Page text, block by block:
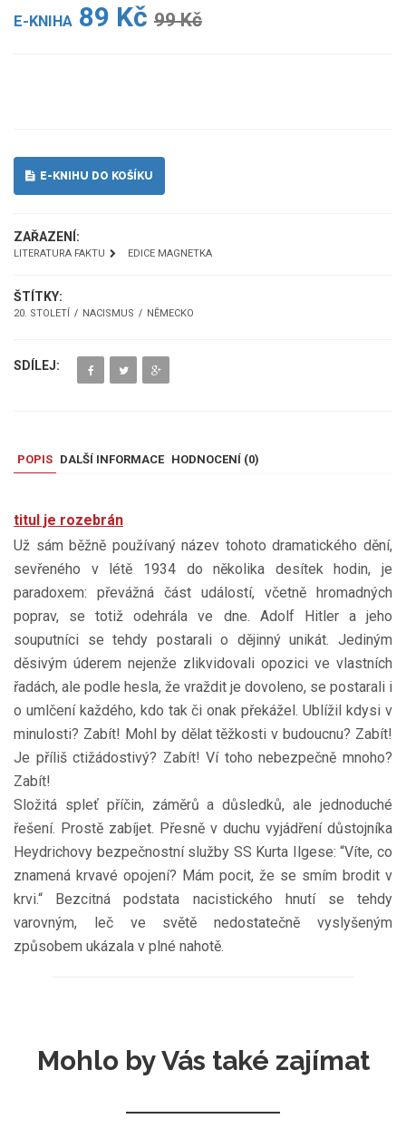
E-KNIHA 89 Kč 99 Kč
E-KNIHU DO KOŠÍKU
ZAŘAZENÍ:
LITERATURA FAKTU EDICE MAGNETKA
ŠTÍTKY:
20. STOLETÍ NACISMUS NĚMECKO
SDÍLEJ:
POPIS DALŠÍ INFORMACE HODNOCENÍ (0)
titul je rozebrán
Už sám běžně používaný název tohoto dramatického dění,
sevřeného v létě 1934 do několika desítek hodin, je
paradoxem: převážná část událostí, včetně hromadných
poprav, se totiž odehrála ve dne. Adolf Hitler a jeho
souputníci se tehdy postarali o dějinný unikát. Jediným
děsivým úderem nejenže zlikvidovali opozici ve vlastních
řadách, ale podle hesla, že vraždit je dovoleno, se postarali i
o umlčení každého, kdo tak či onak překážel. Ublížil kdysi v
minulosti? Zabít! Mohl by dělat těžkosti v budoucnu? Zabít!
Je příliš ctižádostivý? Zabít! Ví toho nebezpečně mnoho?
Zabít!
Složitá spleť příčin, záměrů a důsledků, ale jednoduché
řešení. Prostě zabíjet. Přesně v duchu vyjádření důstojníka
Heydrichovy bezpečnostní služby SS Kurta Ilgese: “Víte, co
znamená krvavé opojení? Mám pocit, že se smím brodit v
krvi.“ Bezcitná podstata nacistického hnutí se tehdy
varovným, leč ve světě nedostatečně vyslyšeným
způsobem ukázala v plné nahotě.
Mohlo by Vás také zajímat